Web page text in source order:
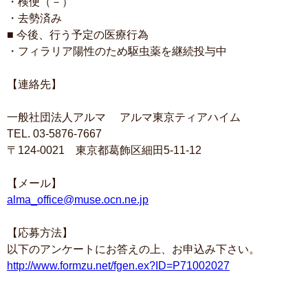
・去勢済み
■ 今後、行う予定の医療行為
・フィラリア陽性のため駆虫薬を継続投与中
【連絡先】
一般社団法人アルマ アルマ東京ティアハイム
TEL. 03-5876-7667
〒124-0021 東京都葛飾区細田5-11-12
【メール】
alma_office@muse.ocn.ne.jp
【応募方法】
以下のアンケートにお答えの上、お申込み下さい。
http://www.formzu.net/fgen.ex?ID=P71002027